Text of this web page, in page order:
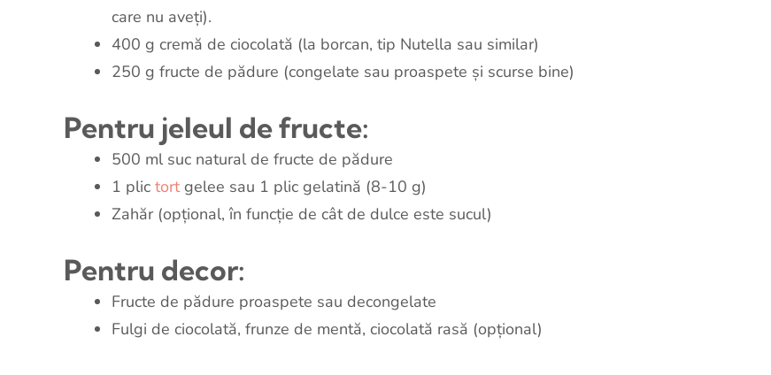
care nu aveți).
400 g cremă de ciocolată (la borcan, tip Nutella sau similar)
250 g fructe de pădure (congelate sau proaspete și scurse bine)
Pentru jeleul de fructe:
500 ml suc natural de fructe de pădure
1 plic tortgelee sau 1 plic gelatină (8-10 g)
Zahăr (opțional, în funcție de cât de dulce este sucul)
Pentru decor:
Fructe de pădure proaspete sau decongelate
Fulgi de ciocolată, frunze de mentă, ciocolată rasă (opțional)